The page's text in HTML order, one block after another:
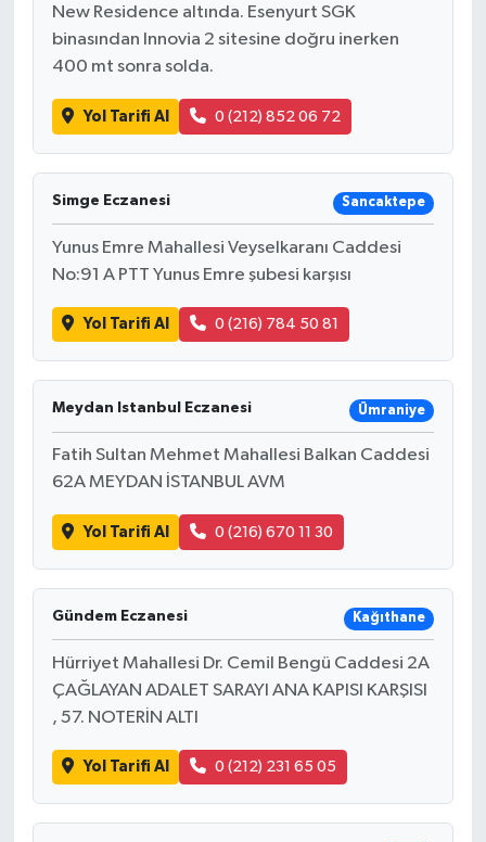
New Residence altında. Esenyurt SGK
binasından Innovia 2 sitesine doğru inerken
400 mt sonra solda.
Yol Tarifi Al 0 (212) 852 06 72
Simge Eczanesi Sancaktepe
Yunus Emre Mahallesi Veyselkaranı Caddesi
No:91 A PTT Yunus Emre şubesi karşısı
Yol Tarifi Al 0 (216) 784 50 81
Meydan Istanbul Eczanesi Ümraniye
Fatih Sultan Mehmet Mahallesi Balkan Caddesi
62A MEYDAN İSTANBUL AVM
Yol Tarifi Al 0 (216) 670 11 30
Gündem Eczanesi Kağıthane
Hürriyet Mahallesi Dr. Cemil Bengü Caddesi 2A
ÇAĞLAYAN ADALET SARAYI ANA KAPISI KARŞISI
, 57. NOTERİN ALTI
Yol Tarifi Al 0 (212) 231 65 05